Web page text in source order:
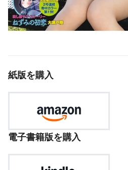
紙版を購入
電子書籍版を購入